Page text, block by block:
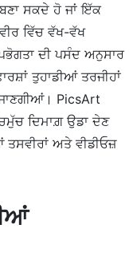
ਸਕਦੇ ਹੋ ਜਾਂ ਇੱਕ
ਵਿੱਚ ਵੱਖ-ਵੱਖ
ਦੀ ਪਸੰਦ ਅਨੁਸਾਰ
ਤੁਹਾਡੀਆਂ ਤਰਜੀਹਾਂ
PicsArt
ਦਿਮਾਗ਼ ਉਡਾ ਦੇਣ
ਅਤੇ ਵੀਡੀਓਜ਼